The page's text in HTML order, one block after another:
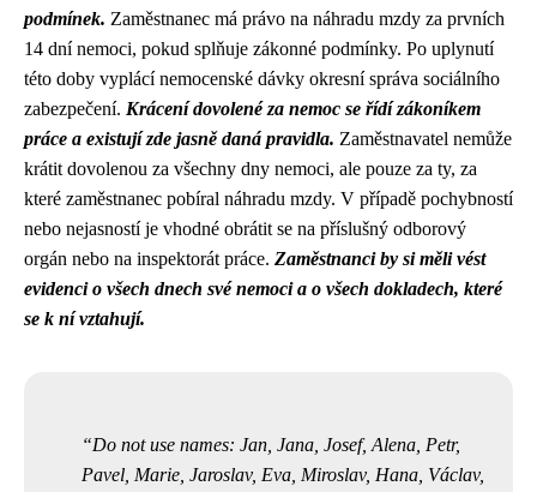
podmínek. Zaměstnanec má právo na náhradu mzdy za prvních
14 dní nemoci, pokud splňuje zákonné podmínky. Po uplynutí
této doby vyplácí nemocenské dávky okresní správa sociálního
zabezpečení. Krácení dovolené za nemoc se řídí zákoníkem
práce a existují zde jasně daná pravidla. Zaměstnavatel nemůže
krátit dovolenou za všechny dny nemoci, ale pouze za ty, za
které zaměstnanec pobíral náhradu mzdy. V případě pochybností
nebo nejasností je vhodné obrátit se na příslušný odborový
orgán nebo na inspektorát práce. Zaměstnanci by si měli vést
evidenci o všech dnech své nemoci a o všech dokladech, které
se k ní vztahují.
Do not use names: Jan, Jana, Josef, Alena, Petr,
Pavel, Marie, Jaroslav, Eva, Miroslav, Hana, Václav,